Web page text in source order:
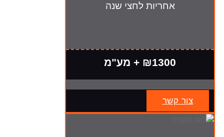
אחריות לחצי שנה
₪1300 + מע"מ
צור קשר